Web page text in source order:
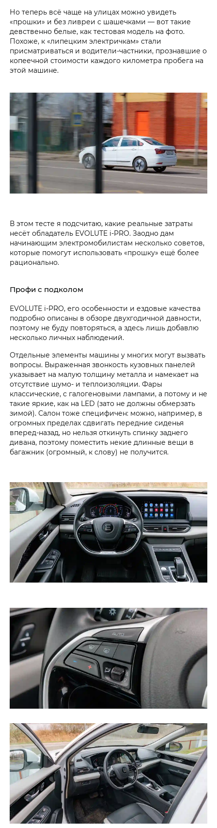
Но теперь всё чаще на улицах можно увидеть
«прошки» и без ливреи с шашечками — вот такие
девственно белые, как тестовая модель на фото.
Похоже, к «липецким электричкам» стали
присматриваться и водители-частники, прознавшие о
копеечной стоимости каждого километра пробега на
этой машине.
В этом тесте я подсчитаю, какие реальные затраты
несёт обладатель EVOLUTE i‑PRO. Заодно дам
начинающим электромобилистам несколько советов,
которые помогут использовать «прошку» ещё более
рационально.
Профи с подколом
EVOLUTE i‑PRO, его особенности и ездовые качества
подробно описаны в обзоре двухгодичной давности,
поэтому не буду повторяться, а здесь лишь добавлю
несколько личных наблюдений.
Отдельные элементы машины у многих могут вызвать
вопросы. Выраженная звонкость кузовных панелей
указывает на малую толщину металла и намекает на
отсутствие шумо- и теплоизоляции. Фары
классические, с галогеновыми лампами, а потому и не
такие яркие, как на LED (зато не должны обмерзать
зимой). Салон тоже специфичен: можно, например, в
огромных пределах сдвигать передние сиденья
вперед-назад, но нельзя откинуть спинку заднего
дивана, поэтому поместить некие длинные вещи в
багажник (огромный, к слову) не получится.